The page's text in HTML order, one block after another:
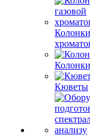
Кюветы